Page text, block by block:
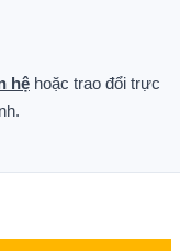
hệ hoặc trao đổi trực